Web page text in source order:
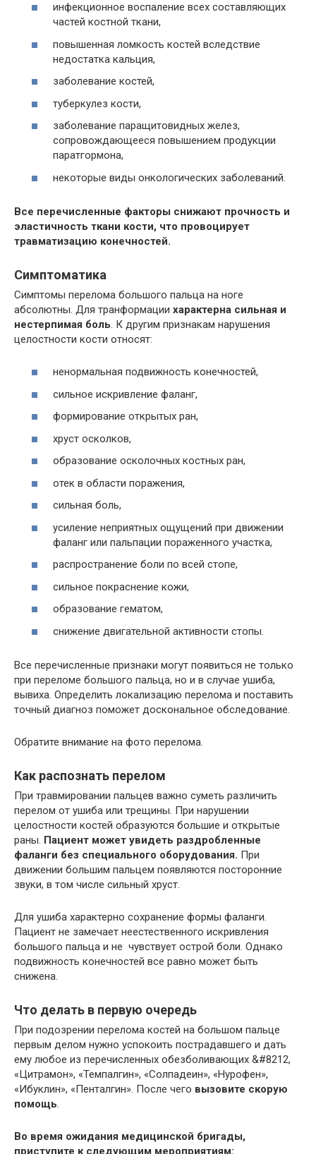
инфекционное воспаление всех составляющих
частей костной ткани,
повышенная ломкость костей вследствие
недостатка кальция,
заболевание костей,
туберкулез кости,
заболевание паращитовидных желез,
сопровождающееся повышением продукции
паратгормона,
некоторые виды онкологических заболеваний.
Все перечисленные факторы снижают прочность и
эластичность ткани кости, что провоцирует
травматизацию конечностей.
Симптоматика
Симптомы перелома большого пальца на ноге
абсолютны. Для транформации характерна сильная и
нестерпимая боль . К другим признакам нарушения
целостности кости относят:
ненормальная подвижность конечностей,
сильное искривление фаланг,
формирование открытых ран,
хруст осколков,
образование осколочных костных ран,
отек в области поражения,
сильная боль,
усиление неприятных ощущений при движении
фаланг или пальпации пораженного участка,
распространение боли по всей стопе,
сильное покраснение кожи,
образование гематом,
снижение двигательной активности стопы.
Все перечисленные признаки могут появиться не только
при переломе большого пальца, но и в случае ушиба,
вывиха. Определить локализацию перелома и поставить
точный диагноз поможет доскональное обследование.
Обратите внимание на фото перелома.
Как распознать перелом
При травмировании пальцев важно суметь различить
перелом от ушиба или трещины. При нарушении
целостности костей образуются большие и открытые
раны. Пациент может увидеть раздробленные
фаланги без специального оборудования. При
движении большим пальцем появляются посторонние
звуки, в том числе сильный хруст.
Для ушиба характерно сохранение формы фаланги.
Пациент не замечает неестественного искривления
большого пальца и не чувствует острой боли. Однако
подвижность конечностей все равно может быть
снижена.
Что делать в первую очередь
При подозрении перелома костей на большом пальце
первым делом нужно успокоить пострадавшего и дать
ему любое из перечисленных обезболивающих &#8212,
«Цитрамон», «Темпалгин», «Солпадеин», «Нурофен»,
«Ибуклин», «Пенталгин». После чего вызовите скорую
помощь
Во время ожидания медицинской бригады,
приступите к следующим мероприятиям: